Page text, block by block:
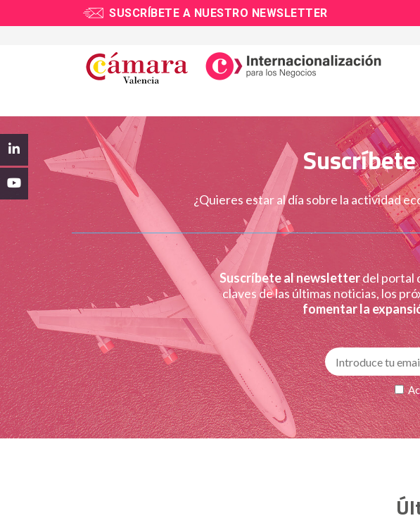
SUSCRÍBETE A NUESTRO NEWSLETTER
¿Quieres estar al día sobre la actividad
Suscríbete al newsletterdel portal
claves de las últimas noticias, los
fomentar la